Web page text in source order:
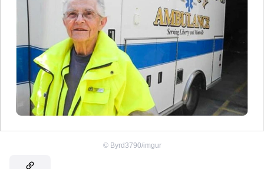
© Byrd3790/imgur